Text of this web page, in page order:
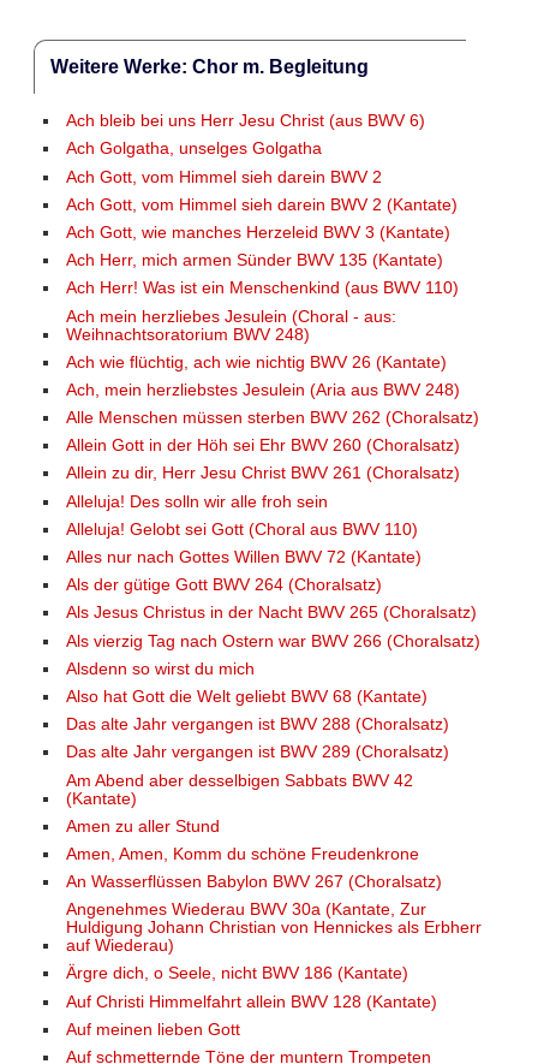
Weitere Werke: Chor m. Begleitung
Ach bleib bei uns Herr Jesu Christ (aus BWV 6)
Ach Golgatha, unselges Golgatha
Ach Gott, vom Himmel sieh darein BWV 2
Ach Gott, vom Himmel sieh darein BWV 2 (Kantate)
Ach Gott, wie manches Herzeleid BWV 3 (Kantate)
Ach Herr, mich armen Sünder BWV 135 (Kantate)
Ach Herr! Was ist ein Menschenkind (aus BWV 110)
Ach mein herzliebes Jesulein (Choral - aus:
Weihnachtsoratorium BWV 248)
Ach wie flüchtig, ach wie nichtig BWV 26 (Kantate)
Ach, mein herzliebstes Jesulein (Aria aus BWV 248)
Alle Menschen müssen sterben BWV 262 (Choralsatz)
Allein Gott in der Höh sei Ehr BWV 260 (Choralsatz)
Allein zu dir, Herr Jesu Christ BWV 261 (Choralsatz)
Alleluja! Des solln wir alle froh sein
Alleluja! Gelobt sei Gott (Choral aus BWV 110)
Alles nur nach Gottes Willen BWV 72 (Kantate)
Als der gütige Gott BWV 264 (Choralsatz)
Als Jesus Christus in der Nacht BWV 265 (Choralsatz)
Als vierzig Tag nach Ostern war BWV 266 (Choralsatz)
Alsdenn so wirst du mich
Also hat Gott die Welt geliebt BWV 68 (Kantate)
Das alte Jahr vergangen ist BWV 288 (Choralsatz)
Das alte Jahr vergangen ist BWV 289 (Choralsatz)
Am Abend aber desselbigen Sabbats BWV 42
(Kantate)
Amen zu aller Stund
Amen, Amen, Komm du schöne Freudenkrone
An Wasserflüssen Babylon BWV 267 (Choralsatz)
Angenehmes Wiederau BWV 30a (Kantate, Zur
Huldigung Johann Christian von Hennickes als Erbherr
auf Wiederau)
Ärgre dich, o Seele, nicht BWV 186 (Kantate)
Auf Christi Himmelfahrt allein BWV 128 (Kantate)
Auf meinen lieben Gott
Auf schmetternde Töne der muntern Trompeten